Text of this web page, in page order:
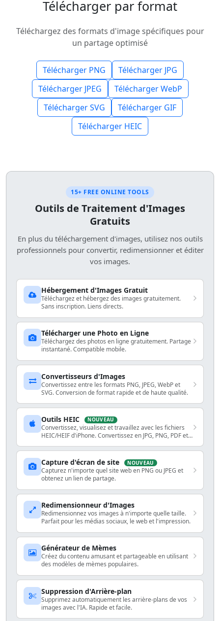
Télécharger par format
Téléchargez des formats d'image spécifiques pour
un partage optimisé
Télécharger PNG
Télécharger JPG
Télécharger JPEG
Télécharger WebP
Télécharger SVG
Télécharger GIF
Télécharger HEIC
15+ FREE ONLINE TOOLS
Outils de Traitement d'Images
Gratuits
En plus du téléchargement d'images, utilisez nos outils
professionnels pour convertir, redimensionner et éditer
vos images.
Hébergement d'Images Gratuit
Téléchargez et hébergez des images gratuitement.
Sans inscription. Liens directs.
Télécharger une Photo en Ligne
Téléchargez des photos en ligne gratuitement. Partage
instantané. Compatible mobile.
Convertisseurs d'Images
Convertissez entre les formats PNG, JPEG, WebP et
SVG. Conversion de format rapide et de haute qualité.
Outils HEIC NOUVEAU
Convertissez, visualisez et travaillez avec les fichiers
HEIC/HEIF d'iPhone. Convertissez en JPG, PNG, PDF et
Capture d'écran de site NOUVEAU
Capturez n'importe quel site web en PNG ou JPEG et
obtenez un lien de partage.
Redimensionneur d'Images
Redimensionnez vos images à n'importe quelle taille.
Parfait pour les médias sociaux, le web et l'impression.
Générateur de Mèmes
Créez du contenu amusant et partageable en utilisant
des modèles de mèmes populaires.
Suppression d'Arrière-plan
Supprimez automatiquement les arrière-plans de vos
images avec l'IA. Rapide et facile.